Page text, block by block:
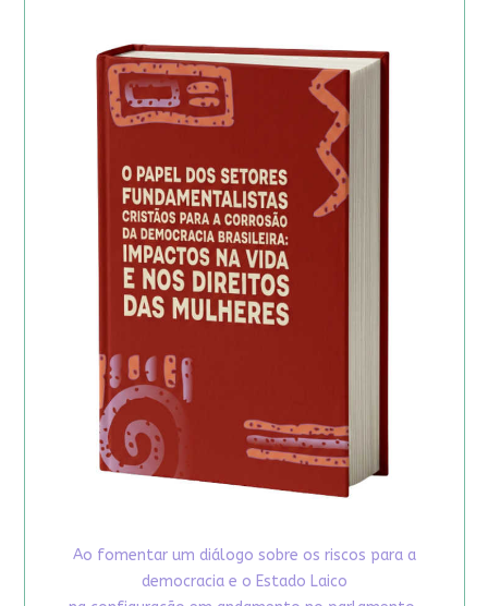
Ao fomentar um diálogo sobre os riscos para a
democracia e o Estado Laico